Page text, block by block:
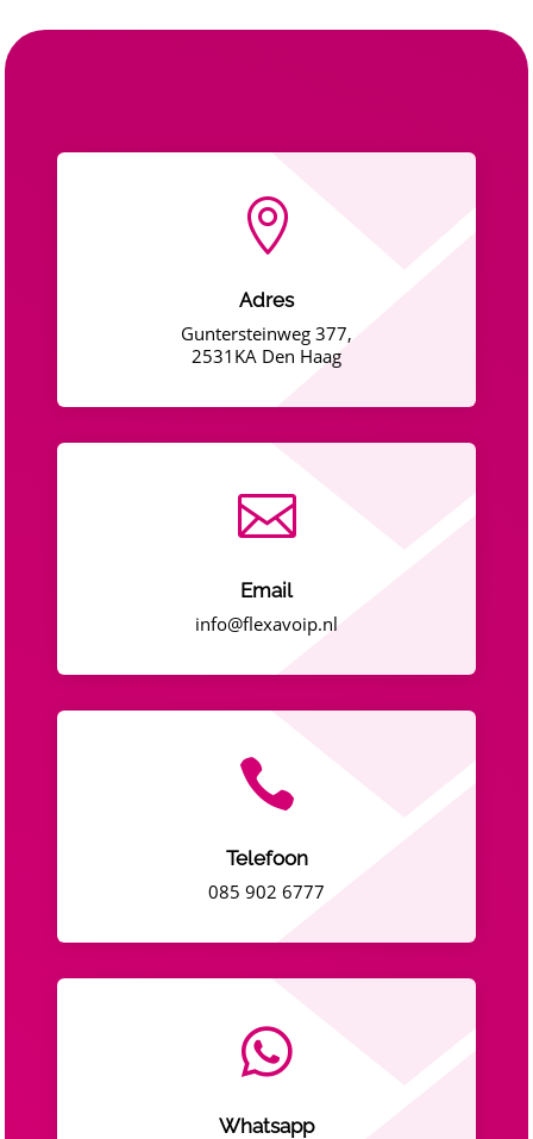

Adres
Guntersteinweg 377,
2531KA Den Haag

Email
info@flexavoip.nl

Telefoon
085 902 6777

Whatsapp